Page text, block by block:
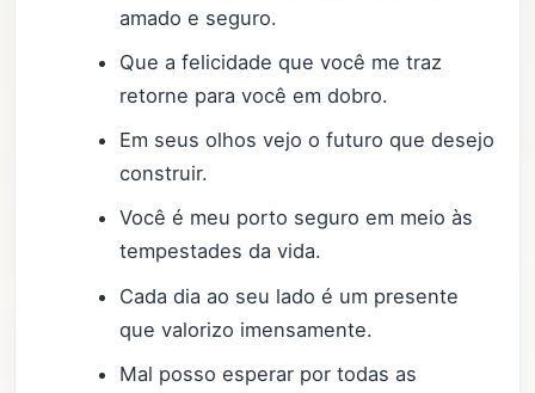
amado e seguro.
Que a felicidade que você me traz
retorne para você em dobro.
Em seus olhos vejo o futuro que desejo
construir.
Você é meu porto seguro em meio às
tempestades da vida.
Cada dia ao seu lado é um presente
que valorizo imensamente.
Mal posso esperar por todas as